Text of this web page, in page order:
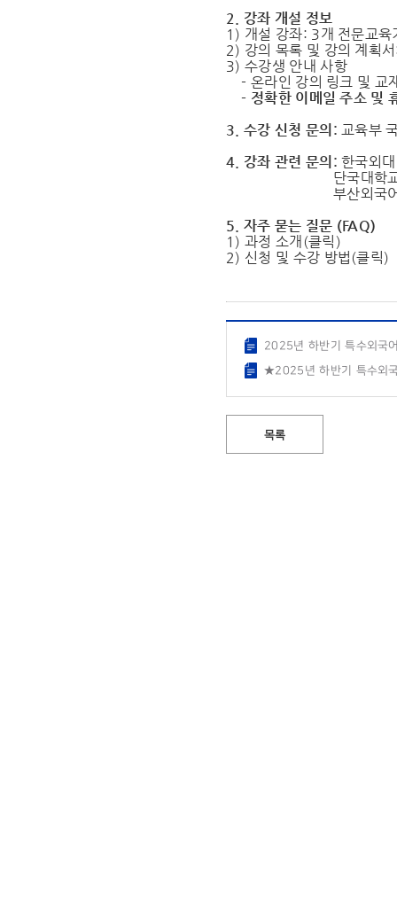
2. 강좌 개설 정보
1) 개설 강좌: 3개 전문교
2) 강의 목록 및 강의 계획
3) 수강생 안내 사항
- 온라인 강의 링크 및 교
- 정확한 이메일 주소 및
3. 수강 신청 문의: 교육부
4. 강좌 관련 문의: 한국외
단국대학교:
부산외국어대학
5. 자주 묻는 질문 (FAQ)
1) 과정 소개(클릭 )
2) 신청 및 수강 방법(클릭)
2025년 하반기 특수외국
★2025년 하반기 특수외
목록